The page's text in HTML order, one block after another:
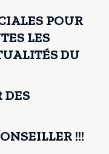
POUR
LES
DU
DES
!!!